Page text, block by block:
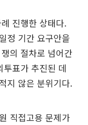
진행한 상태다.
정 기간 요구안을
의 절차로 넘어간
표가 추진된 데
지 않은 분위기다.
직접고용 문제가